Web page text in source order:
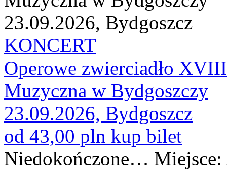
23.09.2026, Bydgoszcz
KONCERT
Operowe zwierciadło
Muzyczna w Bydgoszczy
23.09.2026, Bydgoszcz
od 43,00 pln kup bilet
Niedokończone… Miejsce: